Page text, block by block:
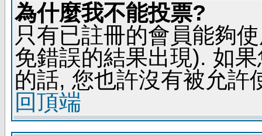
為什麼我不能投票?
只有已註冊的會員能夠
免錯誤的結果出現). 如
的話, 您也許沒有被允許
回頂端